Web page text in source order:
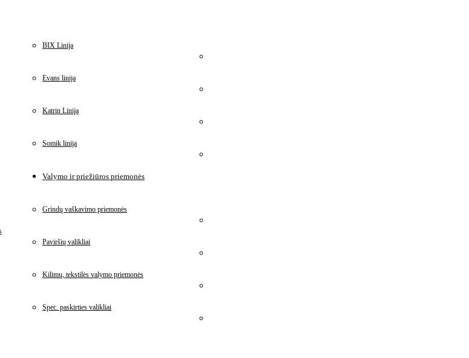
BIX Linija
Evans linija
Katrin Linija
Somik linija
Valymo ir priežiūros priemonės
Grindų vaškavimo priemonės
Paviršių valikliai
Kilimų, tekstilės valymo priemonės
Spec. paskirties valikliai